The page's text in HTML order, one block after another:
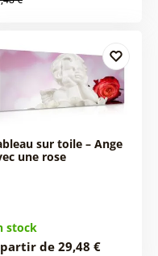
sur toile – Ange
une rose
stock
de 29,48 €